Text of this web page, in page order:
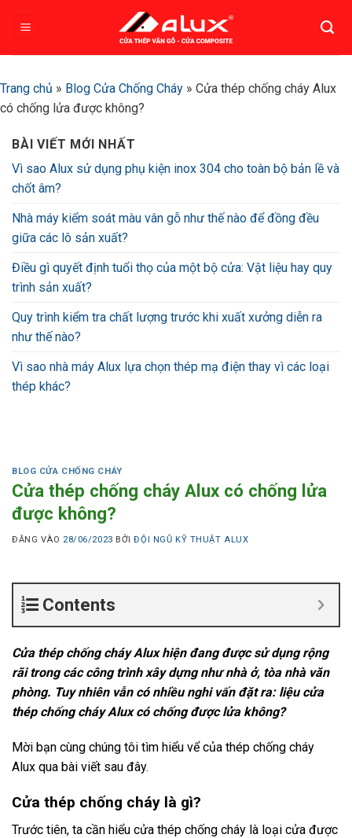
Trang chủ » Blog Cửa Chống Cháy » Cửa thép chống cháy Alux
có chống lửa được không?
BÀI VIẾT MỚI NHẤT
Vì sao Alux sử dụng phụ kiện inox 304 cho toàn bộ bản lề và
chốt âm?
Nhà máy kiểm soát màu vân gỗ như thế nào để đồng đều
giữa các lô sản xuất?
Điều gì quyết định tuổi thọ của một bộ cửa: Vật liệu hay quy
trình sản xuất?
Quy trình kiểm tra chất lượng trước khi xuất xưởng diễn ra
như thế nào?
Vì sao nhà máy Alux lựa chọn thép mạ điện thay vì các loại
thép khác?
BLOG CỬA CHỐNG CHÁY
Cửa thép chống cháy Alux có chống lửa
được không?
ĐĂNG VÀO 28/06/2023 BỞIĐỘI NGŨ KỸ THUẬT ALUX
Contents
Cửa thép chống cháy Alux hiện đang được sử dụng rộng
rãi trong các công trình xây dựng như nhà ở, tòa nhà văn
phòng. Tuy nhiên vẫn có nhiều nghi vấn đặt ra: liệu cửa
thép chống cháy Alux có chống được lửa không?
Mời bạn cùng chúng tôi tìm hiểu vể của thép chống cháy
Alux qua bài viết sau đây.
Cửa thép chống cháy là gì?
Trước tiên, ta cần hiểu cửa thép chống cháy là loại cửa được